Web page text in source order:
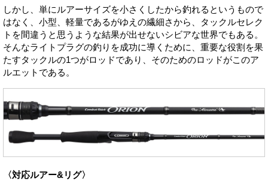
しかし、単にルアーサイズを小さくしたから釣れるというもので
はなく、小型、軽量であるがゆえの繊細さから、タックルセレク
トを間違うと思うような結果が出せないシビアな世界でもある。
そんなライトプラグの釣りを成功に導くために、重要な役割を果
たすタックルの1つがロッドであり、そのためのロッドがこのア
ルエットである。
〈対応ルアー&リグ〉